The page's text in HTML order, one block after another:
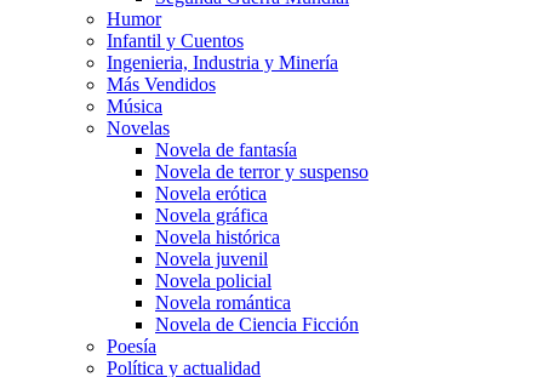
Humor
Infantil y Cuentos
Ingenieria, Industria y Minería
Más Vendidos
Música
Novelas
Novela de fantasía
Novela de terror y suspenso
Novela erótica
Novela gráfica
Novela histórica
Novela juvenil
Novela policial
Novela romántica
Novela de Ciencia Ficción
Poesía
Política y actualidad